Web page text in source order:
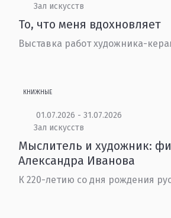
Зал искусств
То, что меня вдохновляет
Выставка работ художника-
КНИЖНЫЕ
01.07.2026 - 31.07.2026
Зал искусств
Мыслитель и художник:
Александра Иванова
К 220-летию со дня рождения